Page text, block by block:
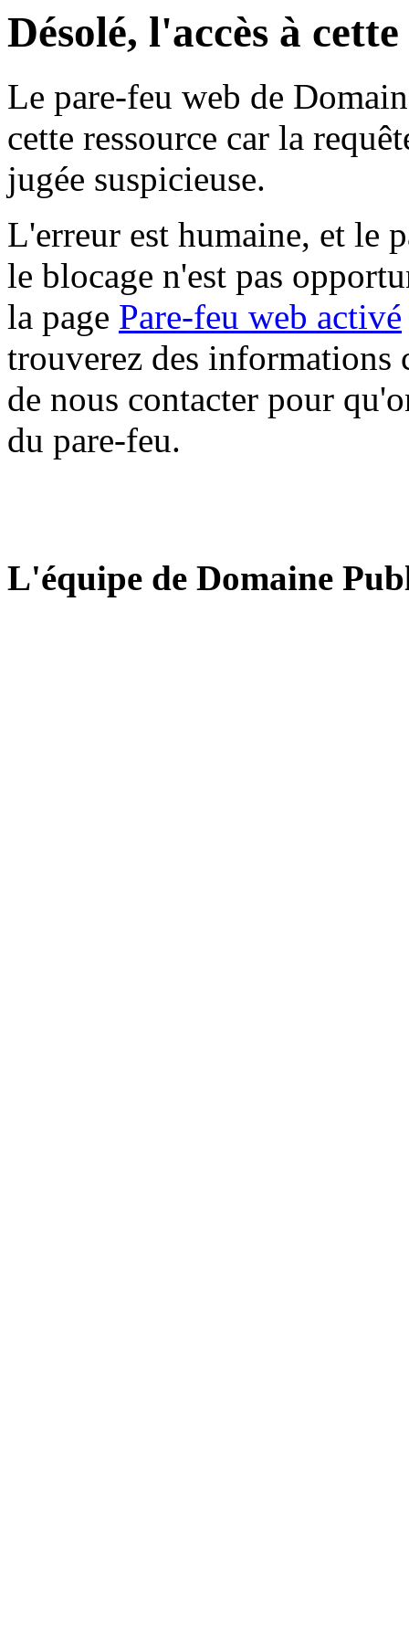
Désolé, l'accès à
Le pare-feu web de
cette ressource car la
jugée suspicieuse.
L'erreur est humaine, et le
le blocage n'est pas
la page Pare-feu web activé
trouverez des informations
de nous contacter pour
du pare-feu.
L'équipe de Domaine